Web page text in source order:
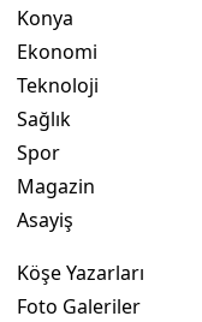
Konya
Ekonomi
Teknoloji
Sağlık
Spor
Magazin
Asayiş
Köşe Yazarları
Foto Galeriler